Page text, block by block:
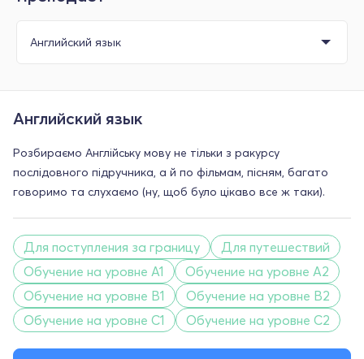
Английский язык
Розбираємо Англійську мову не тільки з ракурсу
послідовного підручника, а й по фільмам, пісням, багато
говоримо та слухаємо (ну, щоб було цікаво все ж таки).
Для поступления за границу
Для путешествий
Обучение на уровне A1
Обучение на уровне A2
Обучение на уровне B1
Обучение на уровне B2
Обучение на уровне C1
Обучение на уровне C2